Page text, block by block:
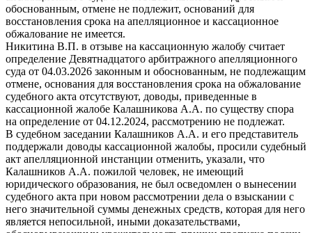
обоснованным, отмене не подлежит, оснований для
восстановления срока на апелляционное и кассационное
обжалование не имеется.
Никитина В.П. в отзыве на кассационную жалобу считает
определение Девятнадцатого арбитражного апелляционного
суда от 04.03.2026 законным и обоснованным, не подлежащим
отмене, основания для восстановления срока на обжалование
судебного акта отсутствуют, доводы, приведенные в
кассационной жалобе Калашникова А.А. по существу спора
на определение от 04.12.2024, рассмотрению не подлежат.
В судебном заседании Калашников А.А. и его представитель
поддержали доводы кассационной жалобы, просили судебный
акт апелляционной инстанции отменить, указали, что
Калашников А.А. пожилой человек, не имеющий
юридического образования, не был осведомлен о вынесении
судебного акта при новом рассмотрении дела о взыскании с
него значительной суммы денежных средств, которая для него
является непосильной, иными доказательствами,